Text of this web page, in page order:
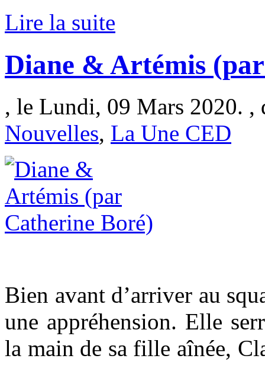
Lire la suite
Diane & Artémis
, le Lundi, 09 Mars 2020. ,
Nouvelles, La Une CED
Bien avant d’arriver au
une appréhension. Elle
la main de sa fille aînée,